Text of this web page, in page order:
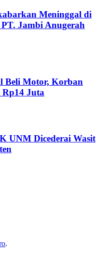
Meninggal di
Jambi Anugerah
Beli Motor, Korban
Juta
UNM Dicederai Wasit
.